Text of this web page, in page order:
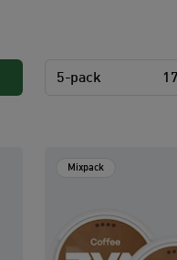
5-pack
Mixpack